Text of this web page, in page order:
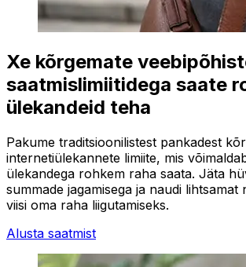
Xe kõrgemate
saatmislimiitidega saate
ülekandeid teha
Pakume traditsioonilistest pankadest
internetiülekannete limiite, mis
ülekandega rohkem raha saata. Jäta
summade jagamisega ja naudi lihtsamat
viisi oma raha liigutamiseks.
Alusta saatmist